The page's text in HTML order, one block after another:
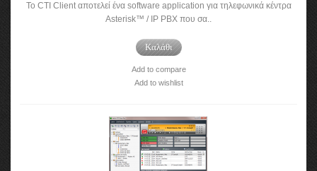
To CTI Client αποτελεί ένα software application για τηλεφωνικά κέντρα
Asterisk™ / IP PBX που σα..
Καλάθι
Add to compare
Add to wishlist